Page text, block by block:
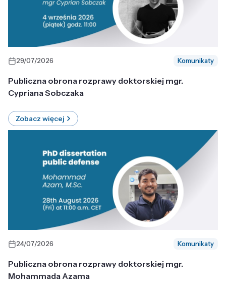
29/07/2026 Komunikaty
Publiczna obrona rozprawy doktorskiej mgr.
Cypriana Sobczaka
Zobacz więcej
24/07/2026 Komunikaty
Publiczna obrona rozprawy doktorskiej mgr.
Mohammada Azama